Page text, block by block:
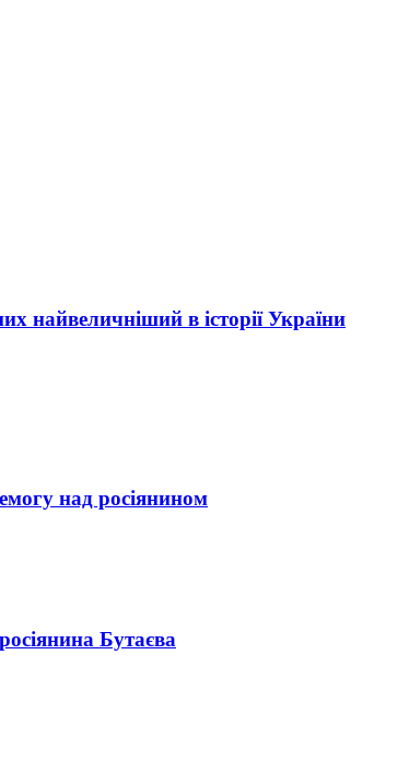
найвеличніший в історії України
над росіянином
Бутаєва